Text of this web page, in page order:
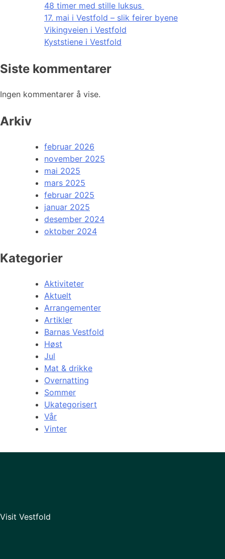
48 timer med stille luksus
17. mai i Vestfold – slik feirer byene
Vikingveien i Vestfold
Kyststiene i Vestfold
Siste kommentarer
Ingen kommentarer å vise.
Arkiv
februar 2026
november 2025
mai 2025
mars 2025
februar 2025
januar 2025
desember 2024
oktober 2024
Kategorier
Aktiviteter
Aktuelt
Arrangementer
Artikler
Barnas Vestfold
Høst
Jul
Mat & drikke
Overnatting
Sommer
Ukategorisert
Vår
Vinter
Visit Vestfold